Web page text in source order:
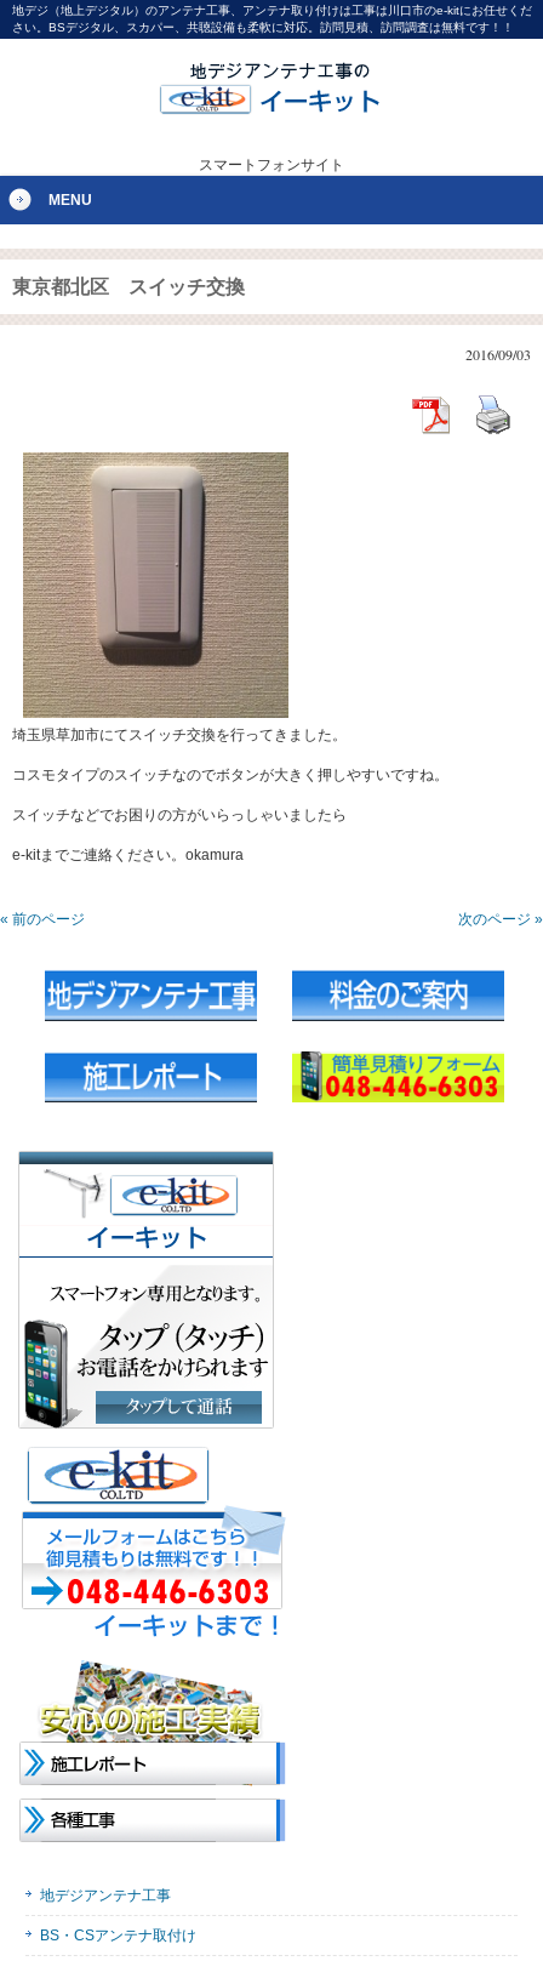
地デジ（地上デジタル）のアンテナ工事、アンテナ取り付けは工事は川口市のe-kitにお任せくだ
さい。BSデジタル、スカパー、共聴設備も柔軟に対応。訪問見積、訪問調査は無料です！！
スマートフォンサイト
MENU
東京都北区 スイッチ交換
2016/09/03
埼玉県草加市にてスイッチ交換を行ってきました。
コスモタイプのスイッチなのでボタンが大きく押しやすいですね。
スイッチなどでお困りの方がいらっしゃいましたら
e-kitまでご連絡ください。okamura
« 前のページ 次のページ »
地デジアンテナ工事
BS・CSアンテナ取付け